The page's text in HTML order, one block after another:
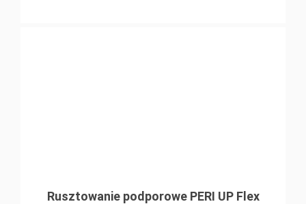
Rusztowanie podporowe PERI UP Flex